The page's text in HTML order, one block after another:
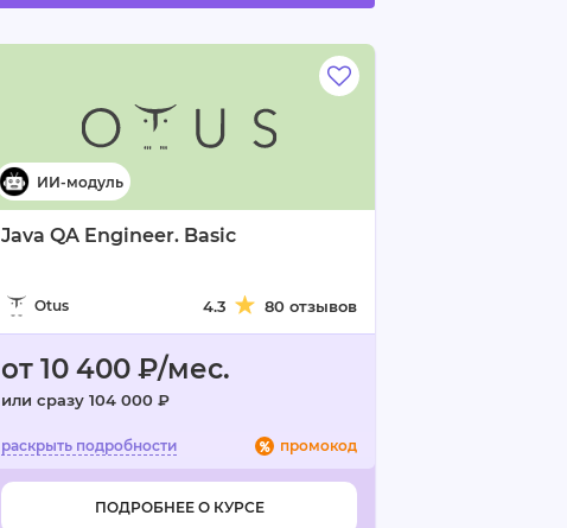
Java QA Engineer. Basic
Otus 4.3 80 отзывов
от 10 400 ₽/мес.
или сразу 104 000 ₽
промокод
ПОДРОБНЕЕ О КУРСЕ